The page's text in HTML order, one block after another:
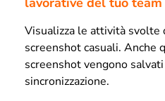
Visualizza le attività svolte
screenshot casuali. Anche
screenshot vengono
sincronizzazione.